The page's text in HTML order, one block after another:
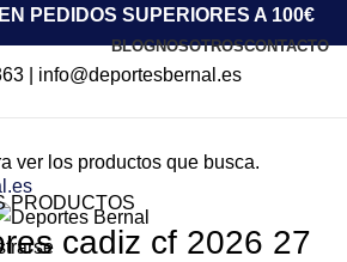
PEDIDOS SUPERIORES A 100€
BLOGNOSOTROSCONTACTO
| info@deportesbernal.es
PRODUCTOS
cadiz cf 2026 27
ver los productos que busca.